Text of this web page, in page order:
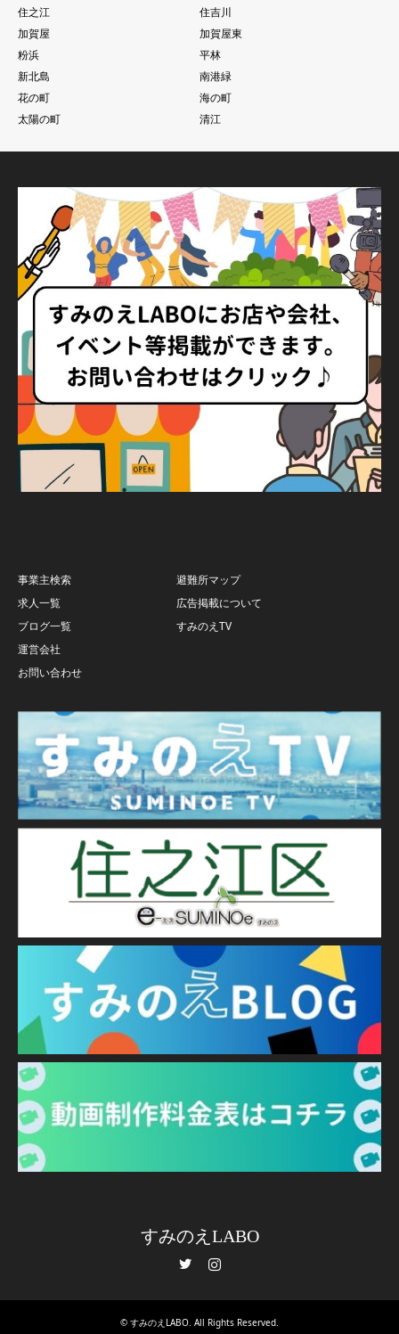
住之江
住吉川
加賀屋
加賀屋東
粉浜
平林
新北島
南港緑
花の町
海の町
太陽の町
清江
事業主検索
避難所マップ
求人一覧
広告掲載について
ブログ一覧
すみのえTV
運営会社
お問い合わせ
すみのえLABO
© すみのえLABO. All Rights Reserved.